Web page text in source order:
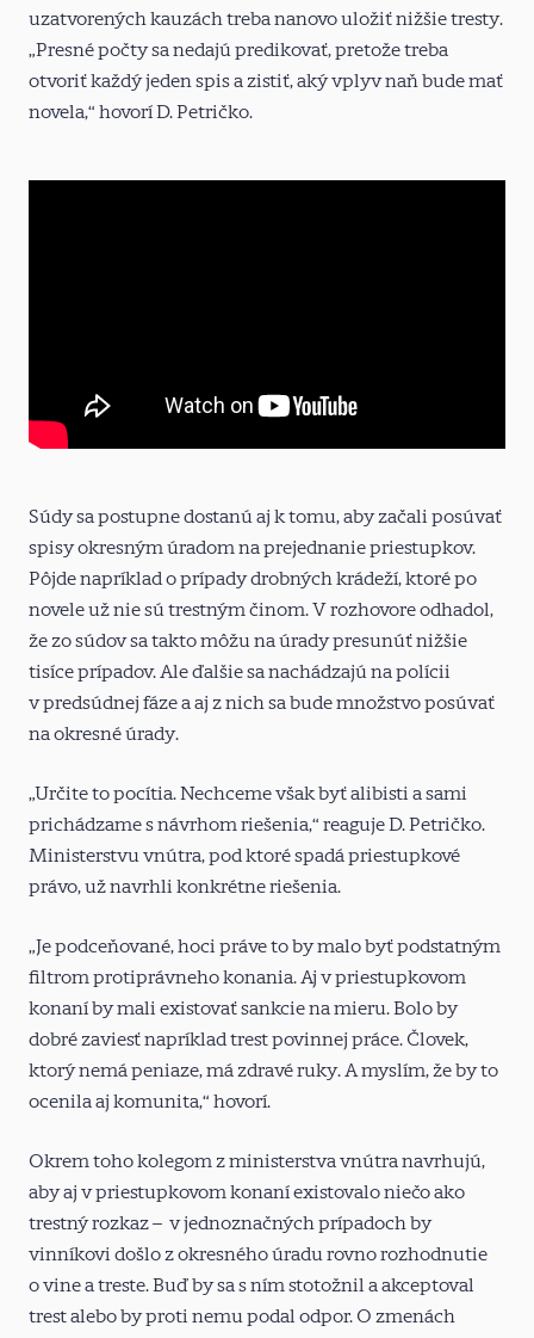
uzatvorených kauzách treba nanovo uložiť nižšie tresty.
„Presné počty sa nedajú predikovať, pretože treba
otvoriť každý jeden spis a zistiť, aký vplyv naň bude mať
novela,“ hovorí D. Petričko.
Súdy sa postupne dostanú aj k tomu, aby začali posúvať
spisy okresným úradom na prejednanie priestupkov.
Pôjde napríklad o prípady drobných krádeží, ktoré po
novele už nie sú trestným činom. V rozhovore odhadol,
že zo súdov sa takto môžu na úrady presunúť nižšie
tisíce prípadov. Ale ďalšie sa nachádzajú na polícii
v predsúdnej fáze a aj z nich sa bude množstvo posúvať
na okresné úrady.
„Určite to pocítia. Nechceme však byť alibisti a sami
prichádzame s návrhom riešenia,“ reaguje D. Petričko.
Ministerstvu vnútra, pod ktoré spadá priestupkové
právo, už navrhli konkrétne riešenia.
„Je podceňované, hoci práve to by malo byť podstatným
filtrom protiprávneho konania. Aj v priestupkovom
konaní by mali existovať sankcie na mieru. Bolo by
dobré zaviesť napríklad trest povinnej práce. Človek,
ktorý nemá peniaze, má zdravé ruky. A myslím, že by to
ocenila aj komunita,“ hovorí.
Okrem toho kolegom z ministerstva vnútra navrhujú,
aby aj v priestupkovom konaní existovalo niečo ako
trestný rozkaz – v jednoznačných prípadoch by
vinníkovi došlo z okresného úradu rovno rozhodnutie
o vine a treste. Buď by sa s ním stotožnil a akceptoval
trest alebo by proti nemu podal odpor. O zmenách